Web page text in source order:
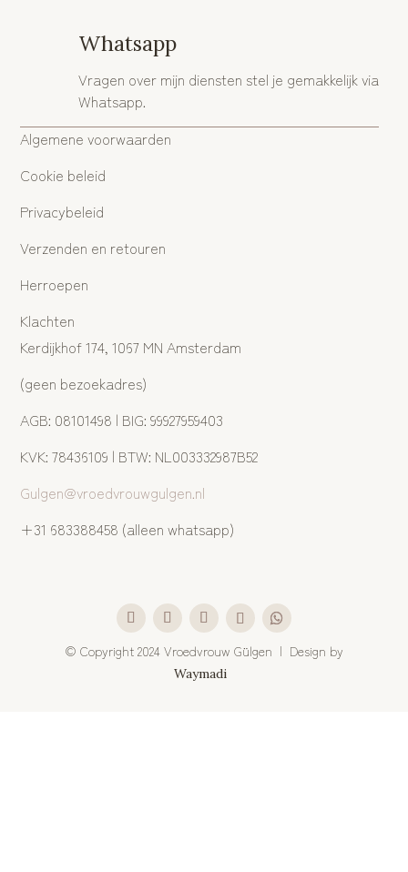
Whatsapp
Vragen over mijn diensten stel je gemakkelijk via
Whatsapp.
Algemene voorwaarden
Cookie beleid
Privacybeleid
Verzenden en retouren
Herroepen
Klachten
Kerdijkhof 174, 1067 MN Amsterdam
(geen bezoekadres)
AGB: 08101498 | BIG: 99927959403
KVK: 78436109 | BTW: NL003332987B52
Gulgen@vroedvrouwgulgen.nl
+31 683388458 (alleen whatsapp)
© Copyright 2024 Vroedvrouw Gülgen | Design by
Waymadi